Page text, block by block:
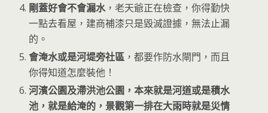
剛蓋好會不會漏水，老天爺正在檢查，你得勤快
一點去看屋，建商補漆只是毀滅證據，無法止漏
的。
會淹水或是河堤旁社區 ，都要作防水閘門，而且
你得知道怎麼裝他！
河濱公園及滯洪池公園，本來就是河道或是積水
池，就是給淹的，景觀第一排在大雨時就是災情